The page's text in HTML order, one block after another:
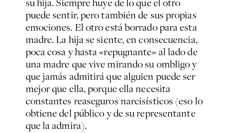
su hija. Siempre huye de lo que el otro
puede sentir, pero también de sus propias
emociones. El otro está borrado para esta
madre. La hija se siente, en consecuencia,
poca cosa y hasta «repugnante» al lado de
una madre que vive mirando su ombligo y
que jamás admitirá que alguien puede ser
mejor que ella, porque ella necesita
constantes reaseguros narcisísticos (eso lo
obtiene del público y de su representante
que la admira).